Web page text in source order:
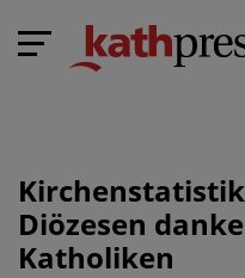
Diözesen
Katholiken